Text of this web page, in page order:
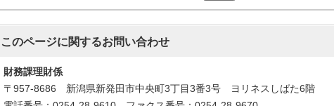
このページに関するお問い合わせ
財務課理財係
〒957-8686 新潟県新発田市中央町3丁目3番3号 ヨリネスしばた6階